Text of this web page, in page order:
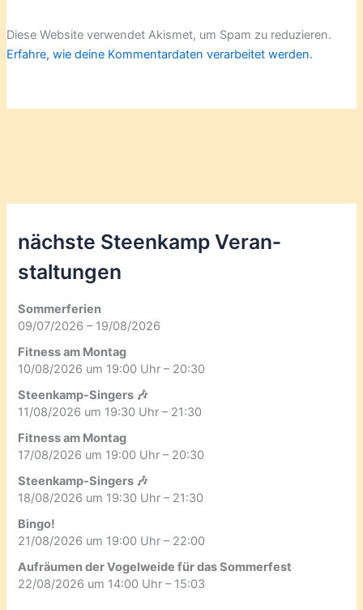
Diese Website verwendet Akismet, um Spam zu reduzieren.
Erfahre, wie deine Kommentardaten verarbeitet werden.
nächste Steenkamp Veran­
staltungen
Sommerferien
09/07/2026 – 19/08/2026
Fitness am Montag
10/08/2026 um 19:00 Uhr – 20:30
Steenkamp-Singers 🎶
11/08/2026 um 19:30 Uhr – 21:30
Fitness am Montag
17/08/2026 um 19:00 Uhr – 20:30
Steenkamp-Singers 🎶
18/08/2026 um 19:30 Uhr – 21:30
Bingo!
21/08/2026 um 19:00 Uhr – 22:00
Aufräumen der Vogelweide für das Sommerfest
22/08/2026 um 14:00 Uhr – 15:03